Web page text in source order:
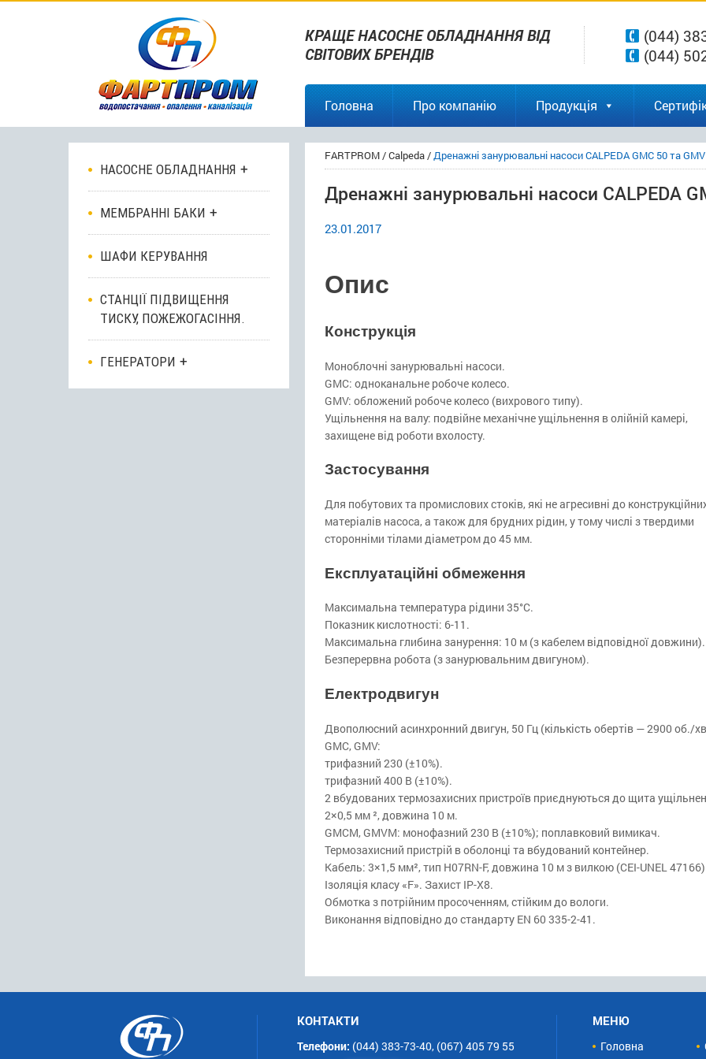
КРАЩЕ НАСОСНЕ ОБЛАДНАННЯ ВІД
СВІТОВИХ БРЕНДІВ
(044)
(044)
Головна Про компанію Продукція
НАСОСНЕ ОБЛАДНАННЯ
МЕМБРАННІ БАКИ
ШАФИ КЕРУВАННЯ
СТАНЦІЇ ПІДВИЩЕННЯ
ТИСКУ, ПОЖЕЖОГАСІННЯ.
ГЕНЕРАТОРИ
FARTPROM/Calpeda/Дренажні занурювальні насоси СALPEDA GMC 50 та
Дренажні занурювальні насоси СALPEDA
23.01.2017
Опис
Конструкція
Моноблочні занурювальні насоси.
GMC: одноканальне робоче колесо.
GMV: обложений робоче колесо (вихрового типу).
Ущільнення на валу: подвійне механічне ущільнення в олійній камері,
захищене від роботи вхолосту.
Застосування
Для побутових та промислових стоків, які не агресивні до
матеріалів насоса, а також для брудних рідин, у тому числі з твердими
сторонніми тілами діаметром до 45 мм.
Експлуатаційні обмеження
Максимальна температура рідини 35°С.
Показник кислотності: 6-11.
Максимальна глибина занурення: 10 м (з кабелем відповідної довжини).
Безперервна робота (з занурювальним двигуном).
Електродвигун
Двополюсний асинхронний двигун, 50 Гц (кількість обертів — 2900 об./
GMC, GMV:
трифазний 230 (±10%).
трифазний 400 В (±10%).
2 вбудованих термозахисних пристроїв приєднуються до щита
2×0,5 мм ², довжина 10 м.
GMCM, GMVM: монофазний 230 В (±10%); поплавковий вимикач.
Термозахисний пристрій в оболонці та вбудований контейнер.
Кабель: 3×1,5 мм², тип H07RN-F, довжина 10 м з вилкою (CEI-UNEL
Ізоляція класу «F». Захист IP-X8.
Обмотка з потрійним просоченням, стійким до вологи.
Виконання відповідно до стандарту EN 60 335-2-41.
КОНТАКТИ
Телефони: (044) 383-73-40, (067) 405 79 55
МЕНЮ
Головна